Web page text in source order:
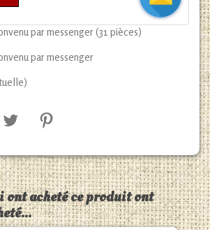
par messenger (31 pièces)
par messenger
ont acheté ce produit ont